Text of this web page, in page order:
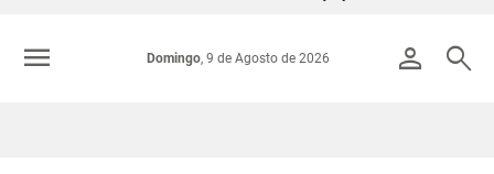
Colombia
person search
Domingo, 9 de Agosto de 2026
menu